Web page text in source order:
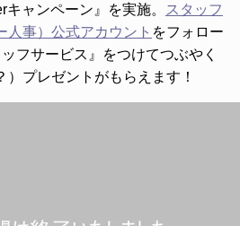
ャンペーン』を実施。 スタッフ
人事）公式アカウント をフォロー
フサービス』をつけてつぶやく
）プレゼントがもらえます！